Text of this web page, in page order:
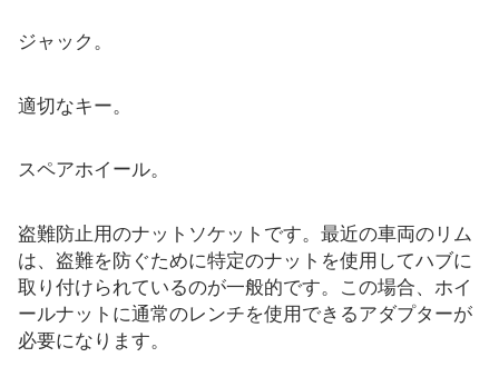
カタログ
ビデオ
接触
ジャック。
適切なキー。
スペアホイール。
盗難防止用のナットソケットです。最近の車両のリム
は、盗難を防ぐために特定のナットを使用してハブに
取り付けられているのが一般的です。この場合、ホイ
ールナットに通常のレンチを使用できるアダプターが
必要になります。